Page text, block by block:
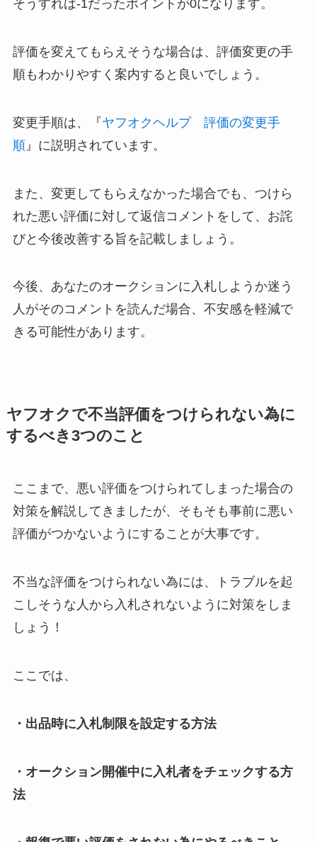
そうすれば-1だったポイントが0になります。
評価を変えてもらえそうな場合は、評価変更の手
順もわかりやすく案内すると良いでしょう。
変更手順は、『ヤフオクヘルプ 評価の変更手
順』に説明されています。
また、変更してもらえなかった場合でも、つけら
れた悪い評価に対して返信コメントをして、お詫
びと今後改善する旨を記載しましょう。
今後、あなたのオークションに入札しようか迷う
人がそのコメントを読んだ場合、不安感を軽減で
きる可能性があります。
ヤフオクで不当評価をつけられない為に
するべき3つのこと
ここまで、悪い評価をつけられてしまった場合の
対策を解説してきましたが、そもそも事前に悪い
評価がつかないようにすることが大事です。
不当な評価をつけられない為には、トラブルを起
こしそうな人から入札されないように対策をしま
しょう！
ここでは、
・出品時に入札制限を設定する方法
・オークション開催中に入札者をチェックする方
法